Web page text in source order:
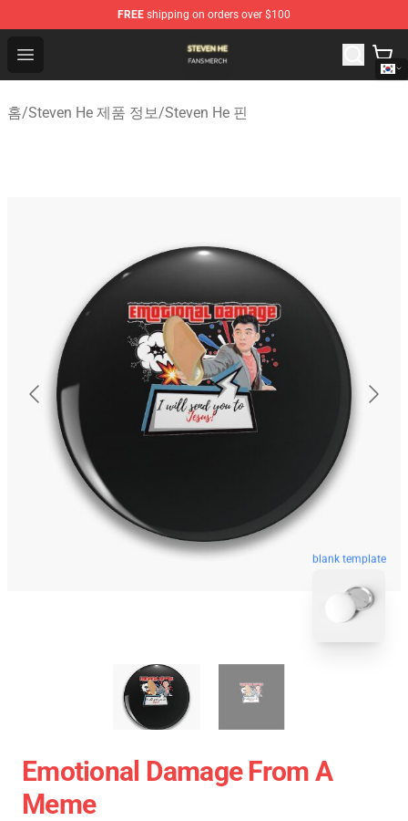
FREE shipping on orders over $100
Open menu
Steven He Shop - Official Steven He Merchandise Store
홈/Steven He 제품 정보/Steven He 핀
blank template
Emotional Damage From A
Meme